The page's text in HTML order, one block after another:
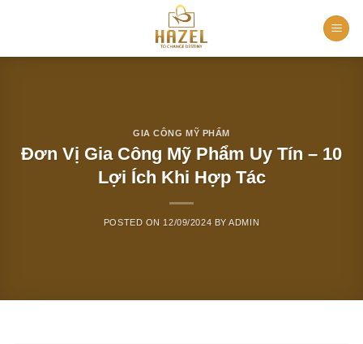
GIA CÔNG MỸ PHẨM
Đơn Vị Gia Công Mỹ Phẩm Uy Tín – 10
Lợi Ích Khi Hợp Tác
POSTED ON 12/09/2024 BYADMIN